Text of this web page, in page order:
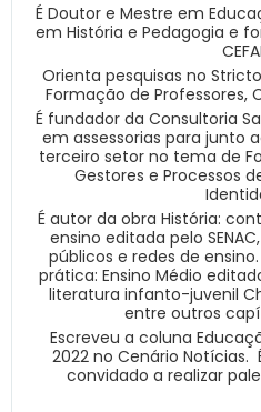
É Doutor e Mestre em
em História e Pedagogia e
Orienta pesquisas no
Formação de Professores,
É fundador da Consultoria
em assessorias para junto
terceiro setor no tema de
Gestores e Processos
É autor da obra História:
ensino editada pelo
públicos e redes de
prática: Ensino Médio
literatura infanto-juvenil
entre outros
Escreveu a coluna
2022 no Cenário Notícias.
convidado a realizar